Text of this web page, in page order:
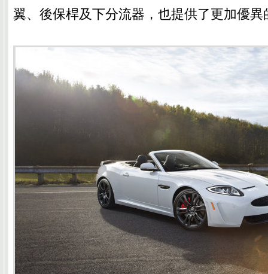
翼、後保桿及下分流器，也提供了更加優異